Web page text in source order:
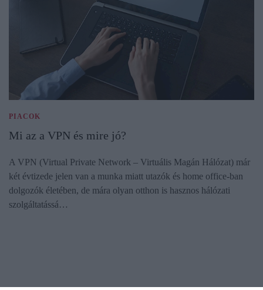
PIACOK
Mi az a VPN és mire jó?
A VPN (Virtual Private Network – Virtuális Magán Hálózat) már
két évtizede jelen van a munka miatt utazók és home office-ban
dolgozók életében, de mára olyan otthon is hasznos hálózati
szolgáltatássá…